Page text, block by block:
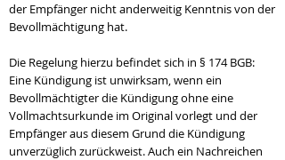
der Empfänger nicht anderweitig Kenntnis von der
Bevollmächtigung hat.
Die Regelung hierzu befindet sich in § 174 BGB:
Eine Kündigung ist unwirksam, wenn ein
Bevollmächtigter die Kündigung ohne eine
Vollmachtsurkunde im Original vorlegt und der
Empfänger aus diesem Grund die Kündigung
unverzüglich zurückweist. Auch ein Nachreichen